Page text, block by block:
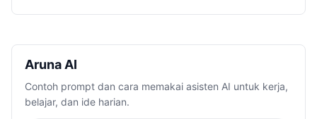
Aruna AI
Contoh prompt dan cara memakai asisten AI untuk kerja,
belajar, dan ide harian.